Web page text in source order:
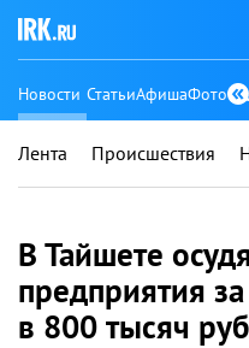
Новости СтатьиАфишаФото
Лента Происшествия
В Тайшете
предприятия
в 800 тысяч